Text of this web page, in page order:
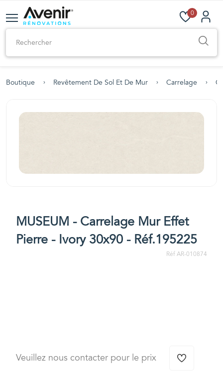
0
Boutique Revêtement De Sol Et De Mur Carrelage
MUSEUM - Carrelage Mur Effet
Pierre - Ivory 30x90 - Réf.195225
Réf AR-010874
Veuillez nous contacter pour le prix